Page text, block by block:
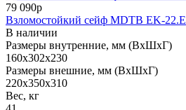
79 090р
Взломостойкий сейф MDTB EK-22.E
В наличии
Размеры внутренние, мм (ВхШхГ)
160x302x230
Размеры внешние, мм (ВхШхГ)
220x350x310
Вес, кг